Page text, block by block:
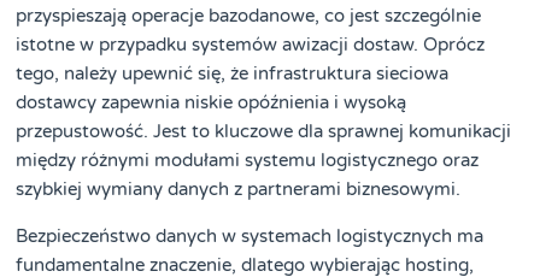
przyspieszają operacje bazodanowe, co jest szczególnie
istotne w przypadku systemów awizacji dostaw. Oprócz
tego, należy upewnić się, że infrastruktura sieciowa
dostawcy zapewnia niskie opóźnienia i wysoką
przepustowość. Jest to kluczowe dla sprawnej komunikacji
między różnymi modułami systemu logistycznego oraz
szybkiej wymiany danych z partnerami biznesowymi.
Bezpieczeństwo danych w systemach logistycznych ma
fundamentalne znaczenie, dlatego wybierając hosting,